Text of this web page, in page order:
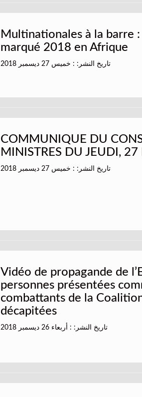
Multinationales à la barre
marqué 2018 en Afrique
تاريخ النشر: : خميس 27 ديسمبر 2018
COMMUNIQUE DU
MINISTRES DU JEUDI,
تاريخ النشر: : خميس 27 ديسمبر 2018
Vidéo de propagande de
personnes présentées
combattants de la
décapitées
تاريخ النشر: : أربعاء 26 ديسمبر 2018